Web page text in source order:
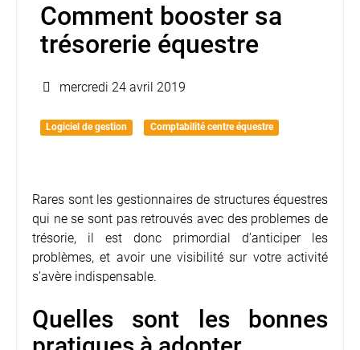
Comment booster sa
trésorerie équestre
mercredi 24 avril 2019
Logiciel de gestion Comptabilité centre équestre
Rares sont les gestionnaires de structures équestres
qui ne se sont pas retrouvés avec des problemes de
trésorie, il est donc primordial d’anticiper les
problèmes, et avoir une visibilité sur votre activité
s’avère indispensable.
Quelles sont les bonnes